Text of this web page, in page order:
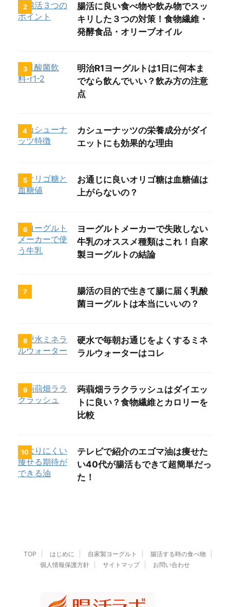
2
腸活に良い食べ物や飲み物でスッ
キリした３つの対策！食物繊維・
発酵食品・オリーブオイル
3
明治R1ヨーグルトは1日に何本ま
でなら飲んでいい？飲み方の注意
点
4
カシューナッツの栄養成分がダイ
エットにも効果的な理由
5
お通じに良いオリゴ糖は血糖値は
上がらないの？
6
ヨーグルトメーカーで失敗しない
牛乳のオススメ種類はこれ！自家
製ヨーグルトの結論
7
腸活の目的で生きて腸に届く乳酸
菌ヨーグルトは本当にいいの？
8
硬水で毎朝お通じをよくするミネ
ラルウォーターはコレ
9
蒟蒻畑ララクラッシュはダイエッ
トに良い？食物繊維とカロリーを
比較
10
テレビで紹介のエゴマ油は痩せた
い40代が腸活もできて超簡単だっ
た！
TOP はじめに 自家製ヨーグルト
腸活する時の食べ物
個人情報保護方針
サイトマップ お問い合わせ